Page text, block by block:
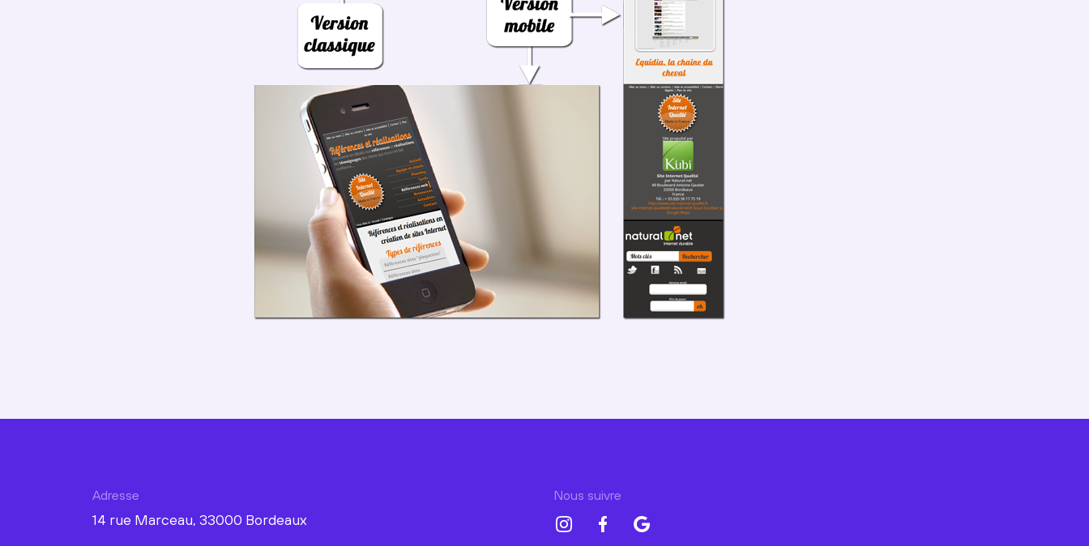
Adresse
14 rue Marceau, 33000 Bordeaux
Nous suivre